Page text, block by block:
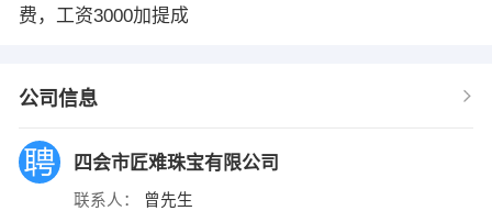
费，工资3000加提成
公司信息
四会市匠难珠宝有限公司
联系人： 曾先生